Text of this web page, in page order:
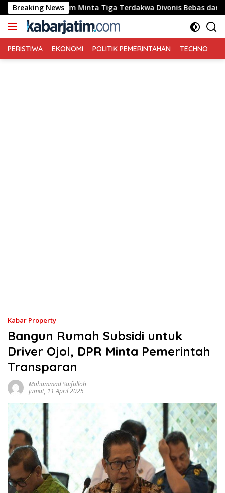
Langsung
ke
konten
Breaking News
Hukum Minta Tiga Terdakwa Divonis Bebas dan Direhabilitasi
PERISTIWA EKONOMI POLITIK PEMERINTAHAN TECHNO
Kabar Property
Bangun Rumah Subsidi untuk
Driver Ojol, DPR Minta Pemerintah
Transparan
Mohammad Saifulloh
Jumat, 11 April 2025